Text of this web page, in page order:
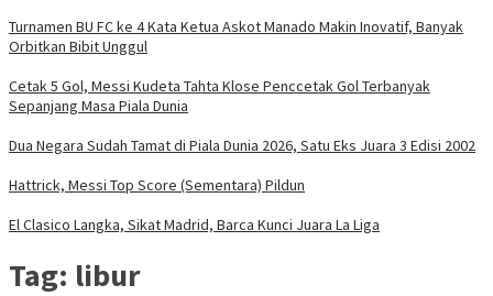
Turnamen BU FC ke 4 Kata Ketua Askot Manado Makin Inovatif, Banyak
Orbitkan Bibit Unggul
Cetak 5 Gol, Messi Kudeta Tahta Klose Penccetak Gol Terbanyak
Sepanjang Masa Piala Dunia
Dua Negara Sudah Tamat di Piala Dunia 2026, Satu Eks Juara 3 Edisi 2002
Hattrick, Messi Top Score (Sementara) Pildun
El Clasico Langka, Sikat Madrid, Barca Kunci Juara La Liga
Tag: libur